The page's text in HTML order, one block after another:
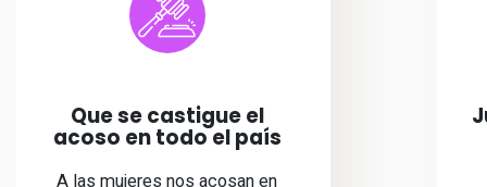
Que se castigue el
acoso en todo el país
A las mujeres nos acosan en